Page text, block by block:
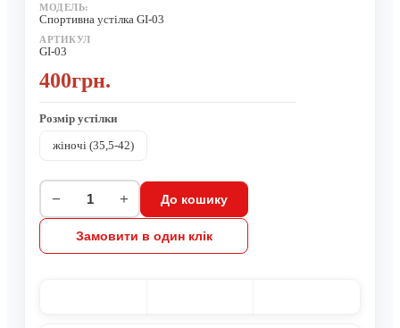
МОДЕЛЬ:
Спортивна устілка GI-03
АРТИКУЛ
GI-03
400грн.
Розмiр устiлки
жіночі (35,5-42)
− + До кошику
Замовити в один клік